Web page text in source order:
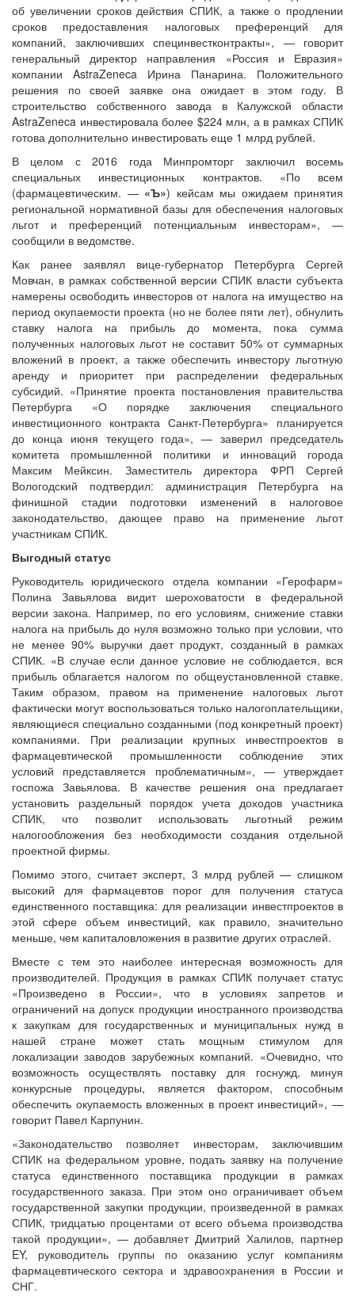
об увеличении сроков действия СПИК, а также о продлении
сроков предоставления налоговых преференций для
компаний, заключивших специнвестконтракты», — говорит
генеральный директор направления «Россия и Евразия»
компании AstraZeneca Ирина Панарина. Положительного
решения по своей заявке она ожидает в этом году. В
строительство собственного завода в Калужской области
AstraZeneca инвестировала более $224 млн, а в рамках СПИК
готова дополнительно инвестировать еще 1 млрд рублей.
В целом с 2016 года Минпромторг заключил восемь
специальных инвестиционных контрактов. «По всем
(фармацевтическим. — «Ъ») кейсам мы ожидаем принятия
региональной нормативной базы для обеспечения налоговых
льгот и преференций потенциальным инвесторам», —
сообщили в ведомстве.
Как ранее заявлял вице-губернатор Петербурга Сергей
Мовчан, в рамках собственной версии СПИК власти субъекта
намерены освободить инвесторов от налога на имущество на
период окупаемости проекта (но не более пяти лет), обнулить
ставку налога на прибыль до момента, пока сумма
полученных налоговых льгот не составит 50% от суммарных
вложений в проект, а также обеспечить инвестору льготную
аренду и приоритет при распределении федеральных
субсидий. «Принятие проекта постановления правительства
Петербурга «О порядке заключения специального
инвестиционного контракта Санкт-Петербурга» планируется
до конца июня текущего года», — заверил председатель
комитета промышленной политики и инноваций города
Максим Мейксин. Заместитель директора ФРП Сергей
Вологодский подтвердил: администрация Петербурга на
финишной стадии подготовки изменений в налоговое
законодательство, дающее право на применение льгот
участникам СПИК.
Выгодный статус
Руководитель юридического отдела компании «Герофарм»
Полина Завьялова видит шероховатости в федеральной
версии закона. Например, по его условиям, снижение ставки
налога на прибыль до нуля возможно только при условии, что
не менее 90% выручки дает продукт, созданный в рамках
СПИК. «В случае если данное условие не соблюдается, вся
прибыль облагается налогом по общеустановленной ставке.
Таким образом, правом на применение налоговых льгот
фактически могут воспользоваться только налогоплательщики,
являющиеся специально созданными (под конкретный проект)
компаниями. При реализации крупных инвестпроектов в
фармацевтической промышленности соблюдение этих
условий представляется проблематичным», — утверждает
госпожа Завьялова. В качестве решения она предлагает
установить раздельный порядок учета доходов участника
СПИК, что позволит использовать льготный режим
налогообложения без необходимости создания отдельной
проектной фирмы.
Помимо этого, считает эксперт, 3 млрд рублей — слишком
высокий для фармацевтов порог для получения статуса
единственного поставщика: для реализации инвестпроектов в
этой сфере объем инвестиций, как правило, значительно
меньше, чем капиталовложения в развитие других отраслей.
Вместе с тем это наиболее интересная возможность для
производителей. Продукция в рамках СПИК получает статус
«Произведено в России», что в условиях запретов и
ограничений на допуск продукции иностранного производства
к закупкам для государственных и муниципальных нужд в
нашей стране может стать мощным стимулом для
локализации заводов зарубежных компаний. «Очевидно, что
возможность осуществлять поставку для госнужд, минуя
конкурсные процедуры, является фактором, способным
обеспечить окупаемость вложенных в проект инвестиций», —
говорит Павел Карпунин.
«Законодательство позволяет инвесторам, заключившим
СПИК на федеральном уровне, подать заявку на получение
статуса единственного поставщика продукции в рамках
государственного заказа. При этом оно ограничивает объем
государственной закупки продукции, произведенной в рамках
СПИК, тридцатью процентами от всего объема производства
такой продукции», — добавляет Дмитрий Халилов, партнер
EY, руководитель группы по оказанию услуг компаниям
фармацевтического сектора и здравоохранения в России и
СНГ.